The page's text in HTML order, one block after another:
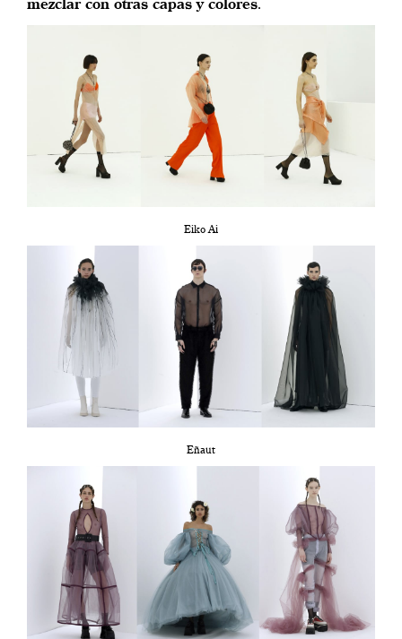
mezclar con otras capas y colores.
Eiko Ai
Eñaut